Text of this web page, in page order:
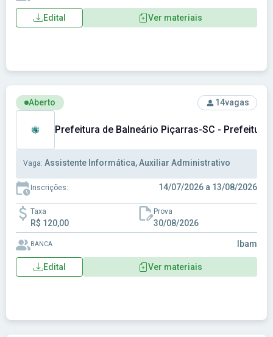
Edital Ver materiais
Ver concurso: Prefeitura de Balneário Piçarras-SC -
Aberto 14vagas
Prefeitura de Balneário Piçarras-SC -
Vaga: Assistente Informática, Auxiliar Administrativo
Inscrições: 14/07/2026 a 13/08/2026
Taxa
R$ 120,00
Prova
30/08/2026
BANCA Ibam
Edital Ver materiais